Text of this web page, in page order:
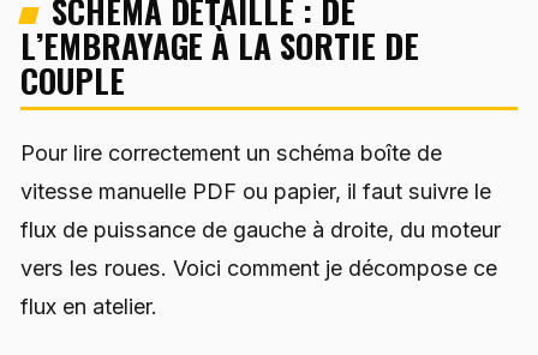
SCHÉMA DÉTAILLÉ : DE
L’EMBRAYAGE À LA SORTIE DE
COUPLE
Pour lire correctement un schéma boîte de
vitesse manuelle PDF ou papier, il faut suivre le
flux de puissance de gauche à droite, du moteur
vers les roues. Voici comment je décompose ce
flux en atelier.